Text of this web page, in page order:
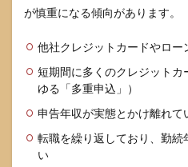
が慎重になる傾向があります。
他社クレジットカードやロ
短期間に多くのクレジット
ゆる「多重申込」）
申告年収が実態とかけ離れて
転職を繰り返しており、勤
い